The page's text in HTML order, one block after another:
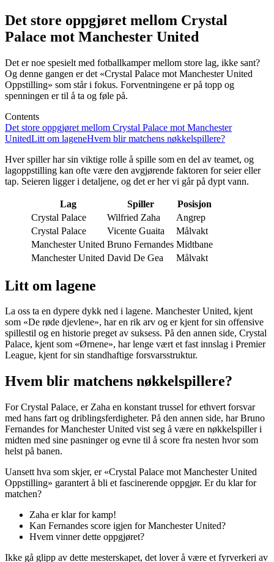
Det store oppgjøret mellom Crystal
Palace mot Manchester United
Det er noe spesielt med fotballkamper mellom store lag, ikke sant?
Og denne gangen er det «Crystal Palace mot Manchester United
Oppstilling» som står i fokus. Forventningene er på topp og
spenningen er til å ta og føle på.
Contents
Det store oppgjøret mellom Crystal Palace mot Manchester
UnitedLitt om lageneHvem blir matchens nøkkelspillere?
Hver spiller har sin viktige rolle å spille som en del av teamet, og
lagoppstilling kan ofte være den avgjørende faktoren for seier eller
tap. Seieren ligger i detaljene, og det er her vi går på dypt vann.
Lag Spiller
Posisjon
Crystal Palace
Wilfried Zaha
Angrep
Crystal Palace
Vicente Guaita
Målvakt
Manchester United Bruno Fernandes Midtbane
Manchester United David De Gea Målvakt
Litt om lagene
La oss ta en dypere dykk ned i lagene. Manchester United, kjent
som «De røde djevlene», har en rik arv og er kjent for sin offensive
spillestil og en historie preget av suksess. På den annen side, Crystal
Palace, kjent som «Ørnene», har lenge vært et fast innslag i Premier
League, kjent for sin standhaftige forsvarsstruktur.
Hvem blir matchens nøkkelspillere?
For Crystal Palace, er Zaha en konstant trussel for ethvert forsvar
med hans fart og driblingsferdigheter. På den annen side, har Bruno
Fernandes for Manchester United vist seg å være en nøkkelspiller i
midten med sine pasninger og evne til å score fra nesten hvor som
helst på banen.
Uansett hva som skjer, er «Crystal Palace mot Manchester United
Oppstilling» garantert å bli et fascinerende oppgjør. Er du klar for
matchen?
Zaha er klar for kamp!
Kan Fernandes score igjen for Manchester United?
Hvem vinner dette oppgjøret?
Ikke gå glipp av dette mesterskapet, det lover å være et fyrverkeri av